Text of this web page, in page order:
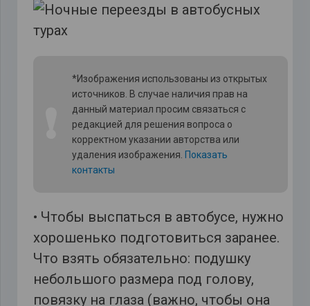
*Изображения использованы из открытых
источников. В случае наличия прав на
данный материал просим связаться с
редакцией для решения вопроса о
корректном указании авторства или
удаления изображения. Показать
контакты
• Чтобы выспаться в автобусе, нужно
хорошенько подготовиться заранее.
Что взять обязательно: подушку
небольшого размера под голову,
повязку на глаза (важно, чтобы она